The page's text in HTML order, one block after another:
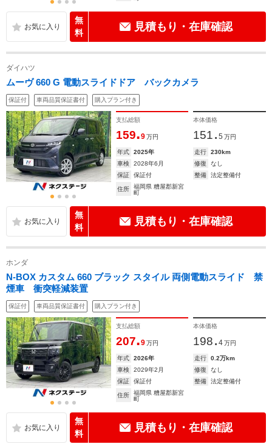
無
料
見積もり・在庫確認
ダイハツ
ムーヴ 660 G 電動スライドドア バックカメラ
保証付 車両品質保証書付 購入プラン付き
支払総額
159.9 万円
本体価格
151. 5 万円
年式 2025年 走行
230km
車検
2028年6月 修復
なし
保証
保証付 整備 法定整備付
住所
福岡県 糟屋郡新宮
町
無
料
見積もり・在庫確認
ホンダ
N-BOX カスタム 660 ブラック スタイル 両側電動スライド 禁
煙車 衝突軽減装置
保証付 車両品質保証書付 購入プラン付き
支払総額
207.9 万円
本体価格
198. 4 万円
年式 2026年 走行
0.2万km
車検
2029年2月 修復
なし
保証
保証付 整備 法定整備付
住所
福岡県 糟屋郡新宮
町
無
料
見積もり・在庫確認